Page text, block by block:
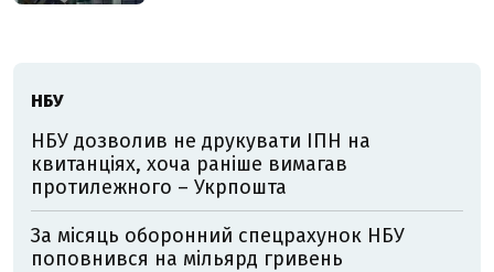
НБУ
НБУ дозволив не друкувати ІПН на
квитанціях, хоча раніше вимагав
протилежного – Укрпошта
За місяць оборонний спецрахунок НБУ
поповнився на мільярд гривень